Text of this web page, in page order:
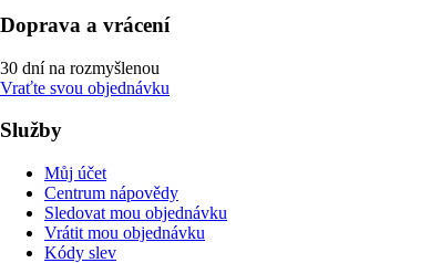
Doprava a vrácení
30 dní na rozmyšlenou
Vraťte svou objednávku
Služby
Můj účet
Centrum nápovědy
Sledovat mou objednávku
Vrátit mou objednávku
Kódy slev